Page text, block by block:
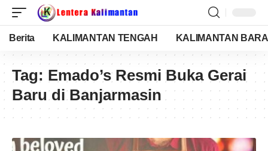
Berita KALIMANTAN TENGAH KALIMANTAN
Tag: Emado’s Resmi Buka Gerai
Baru di Banjarmasin